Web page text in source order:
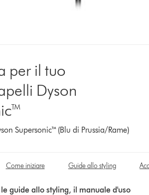
per il tuo
Dyson
Supersonic™ (Blu di Prussia/Rame)
Come iniziare Guide allo styling
guide allo styling, il manuale d'uso